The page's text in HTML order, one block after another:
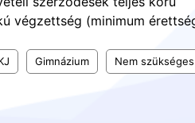
végzettség (minimum
Gimnázium Nem